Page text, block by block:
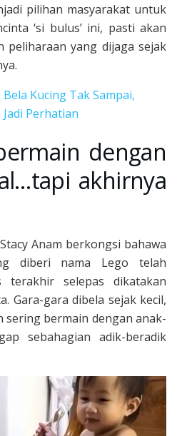
pilihan masyarakat untuk
‘si bulus’ ini, pasti akan
peliharaan yang dijaga sejak
Kucing Tak Sampai,
Perhatian
dengan
akhirnya
Anam berkongsi bahawa
diberi nama Lego telah
terakhir selepas dikatakan
Gara-gara dibela sejak kecil,
sering bermain dengan anak-
sebahagian adik-beradik